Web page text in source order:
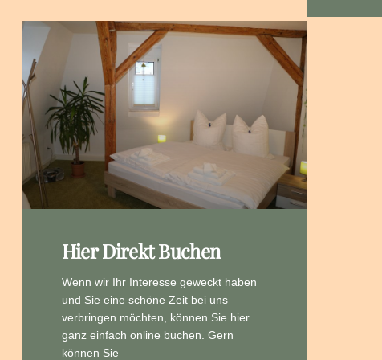
Hier Direkt Buchen
Wenn wir Ihr Interesse geweckt haben
und Sie eine schöne Zeit bei uns
verbringen möchten, können Sie hier
ganz einfach online buchen. Gern
können Sie